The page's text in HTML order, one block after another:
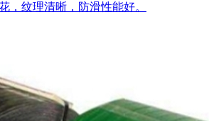
，纹理清晰，防滑性能好。